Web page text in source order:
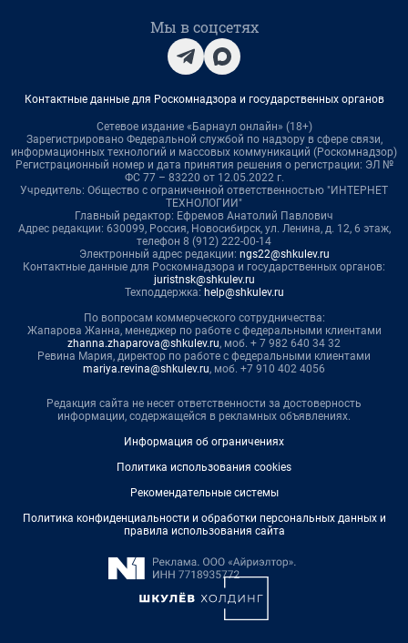
Мы в соцсетях
Контактные данные для Роскомнадзора и государственных органов
Сетевое издание «Барнаул онлайн» (18+)
Зарегистрировано Федеральной службой по надзору в сфере связи,
информационных технологий и массовых коммуникаций (Роскомнадзор)
Регистрационный номер и дата принятия решения о регистрации: ЭЛ №
ФС 77 – 83220 от 12.05.2022 г.
Учредитель: Общество с ограниченной ответственностью "ИНТЕРНЕТ
ТЕХНОЛОГИИ"
Главный редактор: Ефремов Анатолий Павлович
Адрес редакции: 630099, Россия, Новосибирск, ул. Ленина, д. 12, 6 этаж,
телефон 8 (912) 222-00-14
Электронный адрес редакции: ngs22@shkulev.ru
Контактные данные для Роскомнадзора и государственных органов:
juristnsk@shkulev.ru
Техподдержка: help@shkulev.ru
По вопросам коммерческого сотрудничества:
Жапарова Жанна, менеджер по работе с федеральными клиентами
zhanna.zhaparova@shkulev.ru, моб. + 7 982 640 34 32
Ревина Мария, директор по работе с федеральными клиентами
mariya.revina@shkulev.ru, моб. +7 910 402 4056
Редакция сайта не несет ответственности за достоверность
информации, содержащейся в рекламных объявлениях.
Информация об ограничениях
Политика использования cookies
Рекомендательные системы
Политика конфиденциальности и обработки персональных данных и
правила использования сайта